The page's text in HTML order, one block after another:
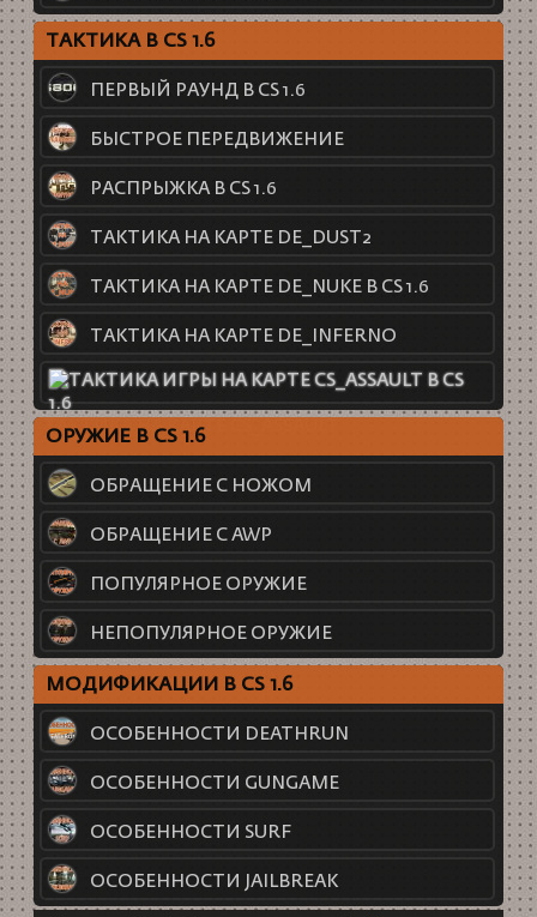
ТАКТИКА В CS 1.6
ПЕРВЫЙ РАУНД В CS 1.6
БЫСТРОЕ ПЕРЕДВИЖЕНИЕ
РАСПРЫЖКА В CS 1.6
ТАКТИКА НА КАРТЕ DE_DUST2
ТАКТИКА НА КАРТЕ DE_NUKE В CS 1.6
ТАКТИКА НА КАРТЕ DE_INFERNO
ТАКТИКА НА КАРТЕ CS_ASSAULT
ОРУЖИЕ В CS 1.6
ОБРАЩЕНИЕ С НОЖОМ
ОБРАЩЕНИЕ С AWP
ПОПУЛЯРНОЕ ОРУЖИЕ
НЕПОПУЛЯРНОЕ ОРУЖИЕ
МОДИФИКАЦИИ В CS 1.6
ОСОБЕННОСТИ DEATHRUN
ОСОБЕННОСТИ GUNGAME
ОСОБЕННОСТИ SURF
ОСОБЕННОСТИ JAILBREAK